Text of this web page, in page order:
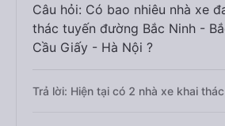
Câu hỏi: Có bao nhiêu nhà xe
thác tuyến đường Bắc Ninh -
Cầu Giấy - Hà Nội ?
Trả lời: Hiện tại có 2 nhà xe khai